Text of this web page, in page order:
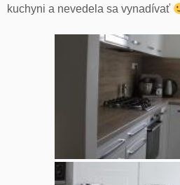
kuchyni a nevedela sa vynadívať